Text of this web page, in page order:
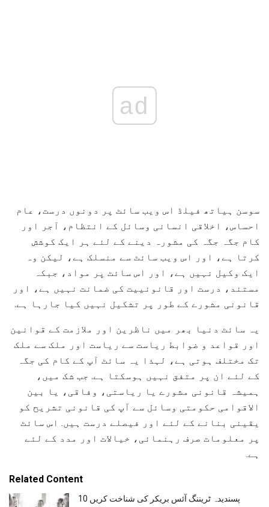
ad
سوسن ہیاتھ فیلڈ اس ویب سائٹ پر دونوں درست، عام
احساس، اخلاقی انسانی وسائل کے انتظام، آجر اور
کام جگہ جگہ کی مشورہ دینے کے لئے ہر ایک کوشش
کرتا ہے، اور اس ویب سائٹ سے منسلک ہے، لیکن وہ
ایک وکیل نہیں ہے، اور اس سائٹ پر مواد، جبکہ
مستند، درست اور قانونییت کی ضمانت نہیں ہے، اور
قانونی مشورے کے طور پر تشکیل نہیں کیا جارہا ہے.
یہ سائٹ دنیا بھر میں ناظرین اور ملازمت کے قوانین
اور قواعد و ضوابط ریاست سے ریاست اور ملک سے ملک
تک مختلف ہوتی ہے، لہذا یہ سائٹ آپ کے کام کی جگہ
کے لئے ان پر متفق نہیں ہوسکتا ہے. جب شک میں،
ہمیشہ قانونی مشورے یا ریاستی، وفاقی، یا بین
الاقوامی حکومتی وسائل سے آپ کی قانونی تشریح کو
یقینی بنانے کے لئے اور فیصلے درست ہیں. اس سائٹ
پر معلومات صرف رہنمائی، خیالات اور مدد کے لئے
ہے.
Related Content
10 پسندیدہ ٹریننگ آئس بریکر کی شناخت کریں